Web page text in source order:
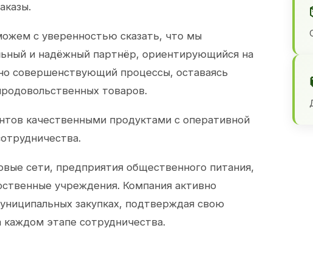
с уверенностью сказать, что мы
и надёжный партнёр, ориентирующийся на
совершенствующий процессы, оставаясь
товаров.
качественными продуктами с оперативной
сети, предприятия общественного питания,
учреждения. Компания активно
закупках, подтверждая свою
этапе сотрудничества.